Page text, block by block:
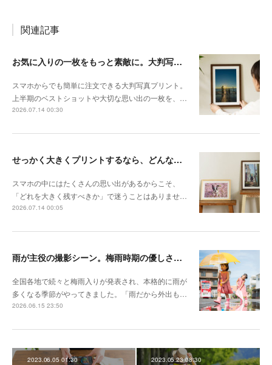
関連記事
お気に入りの一枚をもっと素敵に。大判写真プリントの飾り方
スマホからでも簡単に注文できる大判写真プリント。
上半期のベストショットや大切な思い出の一枚を、…
2026.07.14 00:30
せっかく大きくプリントするなら、どんな写真が向いている？
スマホの中にはたくさんの思い出があるからこそ、
「どれを大きく残すべきか」で迷うことはありませ…
2026.07.14 00:05
雨が主役の撮影シーン。梅雨時期の優しさを切り取る撮影テクニック
全国各地で続々と梅雨入りが発表され、本格的に雨が
多くなる季節がやってきました。「雨だから外出も…
2026.06.15 23:50
2023.06.05 01:30 2023.05.23 08:30